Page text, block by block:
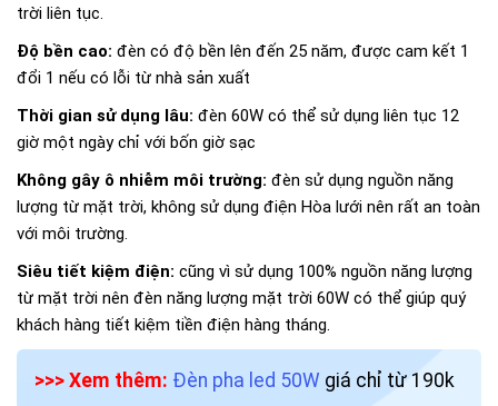
trời liên tục.
Độ bền cao: đèn có độ bền lên đến 25 năm, được cam kết 1
đổi 1 nếu có lỗi từ nhà sản xuất
Thời gian sử dụng lâu: đèn 60W có thể sử dụng liên tục 12
giờ một ngày chỉ với bốn giờ sạc
Không gây ô nhiễm môi trường: đèn sử dụng nguồn năng
lượng từ mặt trời, không sử dụng điện Hòa lưới nên rất an toàn
với môi trường.
Siêu tiết kiệm điện: cũng vì sử dụng 100% nguồn năng lượng
từ mặt trời nên đèn năng lượng mặt trời 60W có thể giúp quý
khách hàng tiết kiệm tiền điện hàng tháng.
>>> Xem thêm: Đèn pha led 50W giá chỉ từ 190k